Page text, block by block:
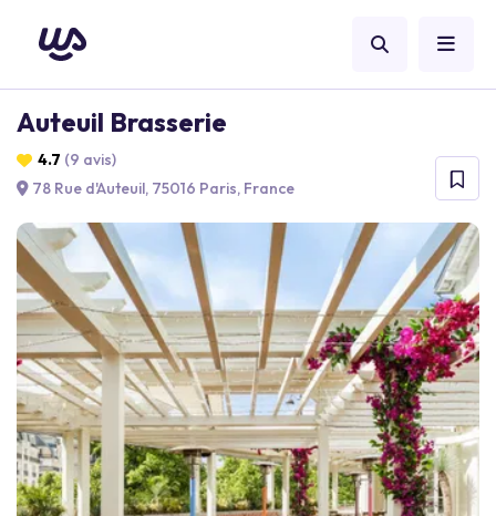
Auteuil Brasserie
4.7 (9 avis)
78 Rue d'Auteuil, 75016 Paris, France